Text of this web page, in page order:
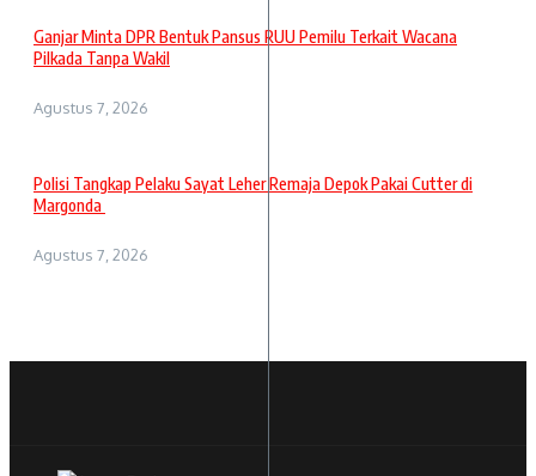
Ganjar Minta DPR Bentuk Pansus RUU Pemilu Terkait Wacana
Pilkada Tanpa Wakil
Agustus 7, 2026
Polisi Tangkap Pelaku Sayat Leher Remaja Depok Pakai Cutter di
Margonda
Agustus 7, 2026